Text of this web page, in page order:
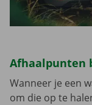
Afhaalpunten
Wanneer je een
om die op te